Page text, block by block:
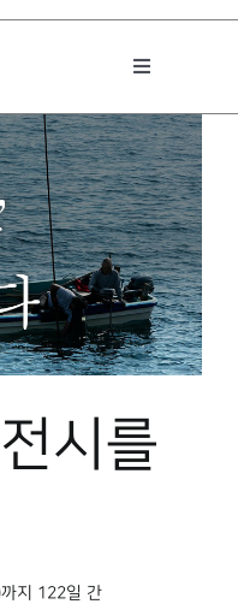
Toggle
시를
지 122일 간